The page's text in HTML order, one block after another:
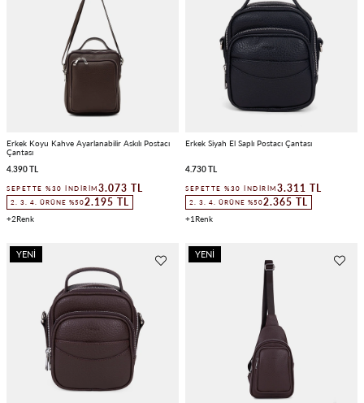
Erkek Koyu Kahve Ayarlanabilir Askılı Postacı
Çantası
4.390 TL
SEPETTE %30 İNDIRIM 3.073 TL
2. 3. 4. ÜRÜNE %502.195 TL
2
Erkek Siyah El Saplı Postacı Çantası
4.730 TL
SEPETTE %30 İNDIRIM 3.311 TL
2. 3. 4. ÜRÜNE %502.365 TL
1
YENI
YENI